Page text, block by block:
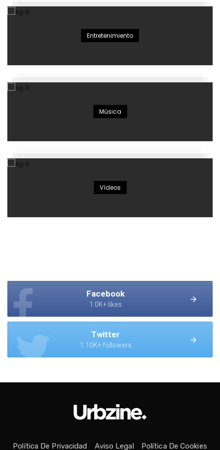
Entretenimiento
Música
Vídeos
Facebook
1.0K+ likes
Twitter
1.10K+ followers
Política De Privacidad Aviso Legal Política De Cookies